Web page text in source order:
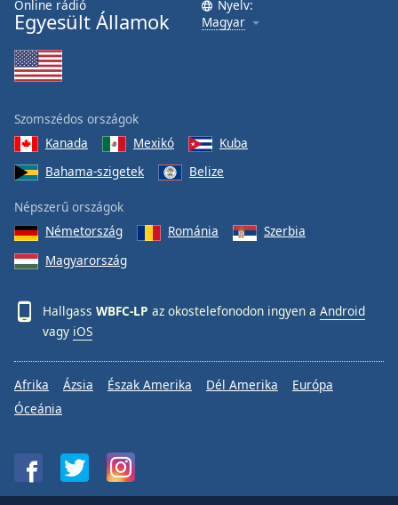
Text
Edge
Style
Font
Family
Done
Close
Dialog
dialog
window.
Online rádió
Egyesült Államok
Nyelv:
Magyar
Szomszédos országok
Kanada
Mexikó
Kuba
Bahama-szigetek
Belize
Népszerű országok
Németország
Románia
Szerbia
Magyarország
Hallgass WBFC-LP az okostelefonodon ingyen a Android
vagy iOS
Afrika Ázsia Észak Amerika Dél Amerika
Európa
Óceánia